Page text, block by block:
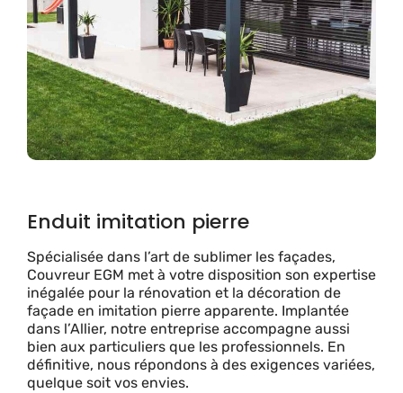
Enduit imitation pierre
Spécialisée dans l’art de sublimer les façades,
Couvreur EGM met à votre disposition son expertise
inégalée pour la rénovation et la décoration de
façade en imitation pierre apparente. Implantée
dans l’Allier, notre entreprise accompagne aussi
bien aux particuliers que les professionnels. En
définitive, nous répondons à des exigences variées,
quelque soit vos envies.